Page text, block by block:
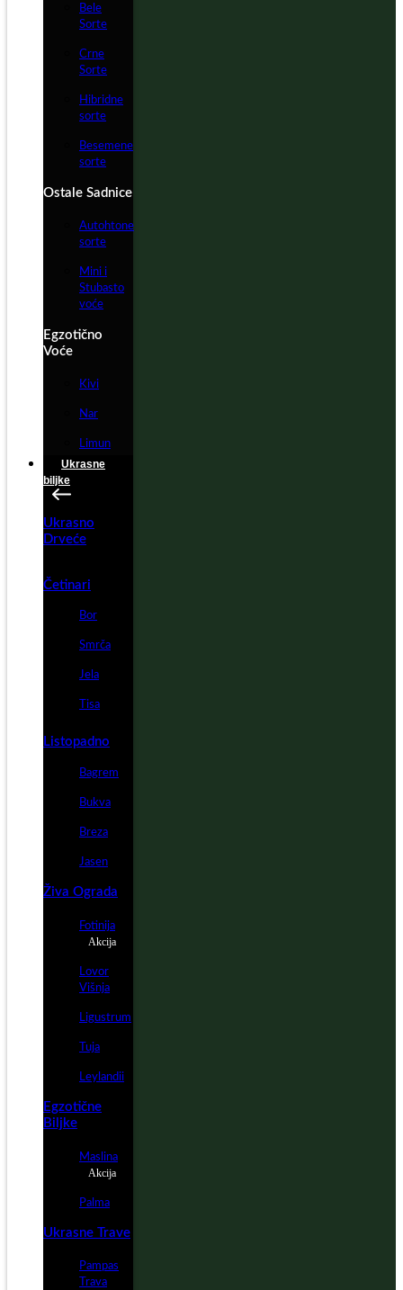
Bele
Sorte
Crne
Sorte
Hibridne
sorte
Besemene
sorte
Ostale Sadnice
Autohtone
sorte
Mini i
Stubasto
voće
Egzotično
Voće
Kivi
Nar
Limun
Ukrasne
biljke
Ukrasno
Drveće
Četinari
Bor
Smrča
Jela
Tisa
Listopadno
Bagrem
Bukva
Breza
Jasen
Živa Ograda
Fotinija
Akcija
Lovor
Višnja
Ligustrum
Tuja
Leylandii
Egzotične
Biljke
Maslina
Akcija
Palma
Ukrasne Trave
Pampas
Trava